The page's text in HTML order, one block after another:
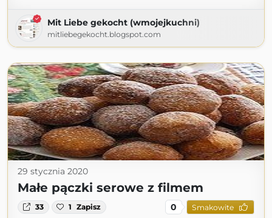
Mit Liebe gekocht (wmojejkuchni)
mitliebegekocht.blogspot.com
29 stycznia 2020
Małe pączki serowe z filmem
33 1 Zapisz 0 Smakowite